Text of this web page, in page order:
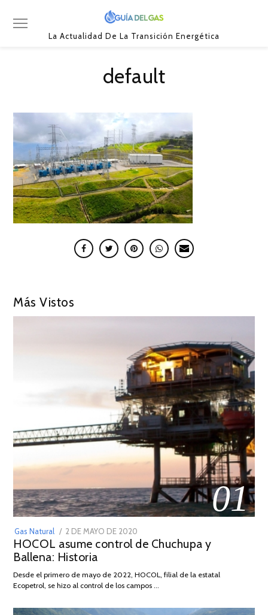
La Actualidad De La Transición Energética
default
Más Vistos
01
Gas Natural
POSTED
ON
2 DE MAYO DE 2020
DE
2026
HOCOL asume control de Chuchupa y
Ballena: Historia
Desde el primero de mayo de 2022, HOCOL, filial de la estatal
Ecopetrol, se hizo al control de los campos …